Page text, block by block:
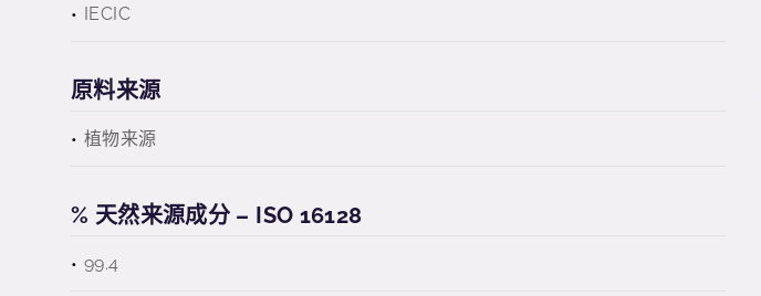
IECIC
原料来源
植物来源
% 天然来源成分 – ISO 16128
99.4